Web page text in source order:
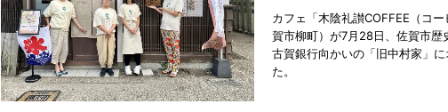
カフェ「木陰礼讃COFFEE（コ
賀市柳町）が7月28日、佐賀市歴
古賀銀行向かいの「旧中村家」に
た。